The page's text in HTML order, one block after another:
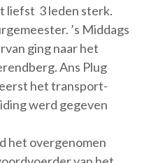
liefst 3 leden sterk.
’s Middags
ging naar het
Ans Plug
het transport-
werd gegeven
het overgenomen